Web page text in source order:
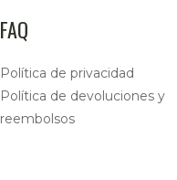
FAQ
Política de privacidad
Política de devoluciones y
reembolsos